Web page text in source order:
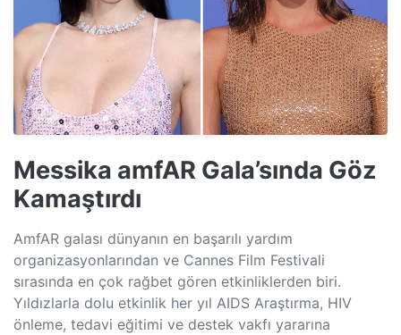
Messika amfAR Gala’sında Göz
Kamaştırdı
AmfAR galası dünyanın en başarılı yardım
organizasyonlarından ve Cannes Film Festivali
sırasında en çok rağbet gören etkinliklerden biri.
Yıldızlarla dolu etkinlik her yıl AIDS Araştırma, HIV
önleme, tedavi eğitimi ve destek vakfı yararına